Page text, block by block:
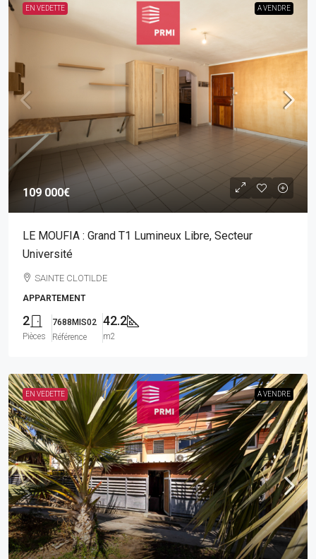
EN VEDETTE A VENDRE
109 000€
LE MOUFIA : Grand T1 Lumineux Libre, Secteur
Université
SAINTE CLOTILDE
APPARTEMENT
2
Pièces
7688MIS02
Référence
42.2
m2
EN VEDETTE A VENDRE